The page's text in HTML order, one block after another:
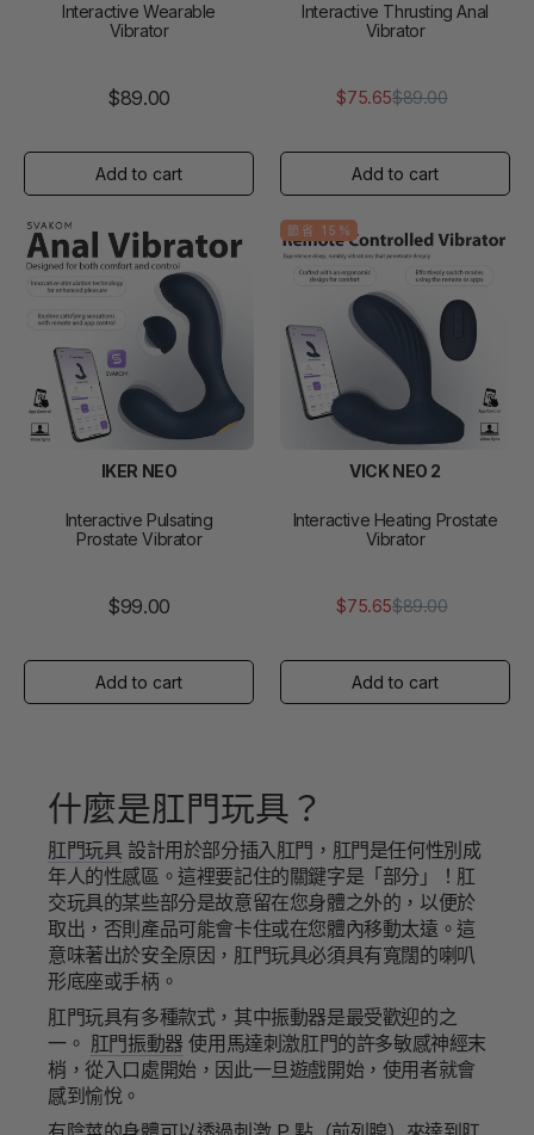
Interactive Wearable
Vibrator
$89.00
Interactive Thrusting Anal
Vibrator
$75.65正
銷
$89.00
IKER NEO
Interactive Pulsating
Prostate Vibrator
$99.00
節省 15%
VICK NEO 2
Interactive Heating Prostate
Vibrator
$75.65正
銷
$89.00
什麼是肛門玩具？
肛門玩具 設計用於部分插入肛門，肛門是任何性別成
年人的性感區。這裡要記住的關鍵字是「部分」！肛
交玩具的某些部分是故意留在您身體之外的，以便於
取出，否則產品可能會卡住或在您體內移動太遠。這
意味著出於安全原因，肛門玩具必須具有寬闊的喇叭
形底座或手柄。
肛門玩具有多種款式，其中振動器是最受歡迎的之
一。 肛門振動器 使用馬達刺激肛門的許多敏感神經末
梢，從入口處開始，因此一旦遊戲開始，使用者就會
感到愉悅。